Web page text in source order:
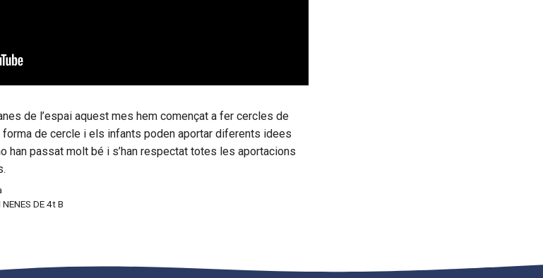
de l’espai aquest mes hem començat a fer cercles de
de cercle i els infants poden aportar diferents idees
han passat molt bé i s’han respectat totes les aportacions
DE 4t B